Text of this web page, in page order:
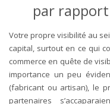
par
Votre propre visibilité au
capital, surtout en ce qui
commerce en quête de
importance un peu
(fabricant ou artisan), le
partenaires